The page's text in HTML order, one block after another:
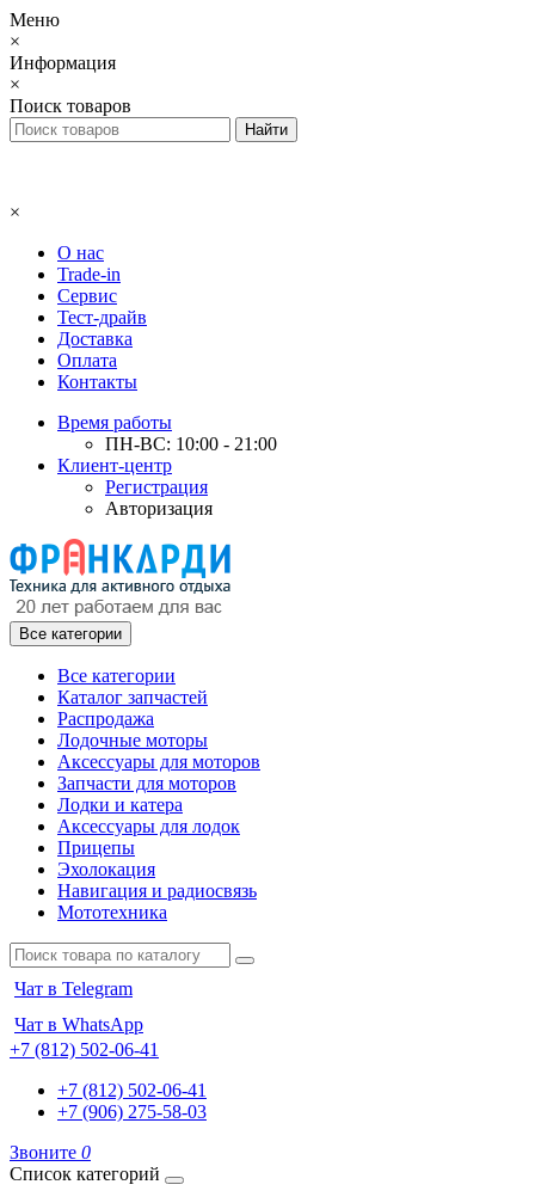
Меню
×
Информация
×
Поиск товаров
×
О нас
Trade-in
Сервис
Тест-драйв
Доставка
Оплата
Контакты
Время работы
ПН-ВС: 10:00 - 21:00
Клиент-центр
Регистрация
Авторизация
Все категории
Все категории
Каталог запчастей
Распродажа
Лодочные моторы
Аксессуары для моторов
Запчасти для моторов
Лодки и катера
Аксессуары для лодок
Прицепы
Эхолокация
Навигация и радиосвязь
Мототехника
Чат в Telegram
Чат в WhatsApp
+7 (812) 502-06-41
+7 (812) 502-06-41
+7 (906) 275-58-03
Звоните 0
Список категорий